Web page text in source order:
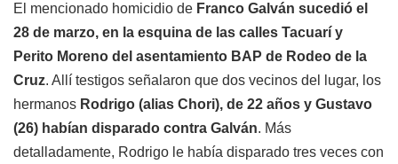
El mencionado homicidio de Franco Galván sucedió el
28 de marzo, en la esquina de las calles Tacuarí y
Perito Moreno del asentamiento BAP de Rodeo de la
Cruz. Allí testigos señalaron que dos vecinos del lugar, los
hermanos Rodrigo (alias Chori), de 22 años y Gustavo
(26) habían disparado contra Galván. Más
detalladamente, Rodrigo le había disparado tres veces con